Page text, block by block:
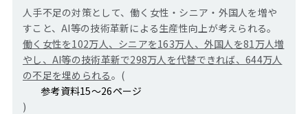
人手不足の対策として、働く女性・シニア・外国人を増や
すこと、AI等の技術革新による生産性向上が考えられる。
働く女性を102万人、シニアを163万人、外国人を81万人増
やし、AI等の技術革新で298万人を代替できれば、644万人
の不足を埋められる。(
参考資料15～26ページ
)